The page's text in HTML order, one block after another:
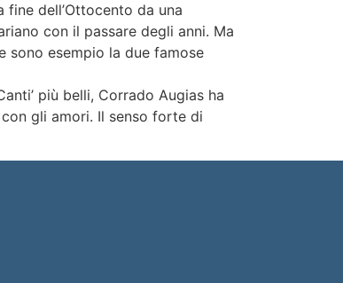
dell’Ottocento da una
con il passare degli anni. Ma
sono esempio la due famose
più belli, Corrado Augias ha
gli amori. Il senso forte di